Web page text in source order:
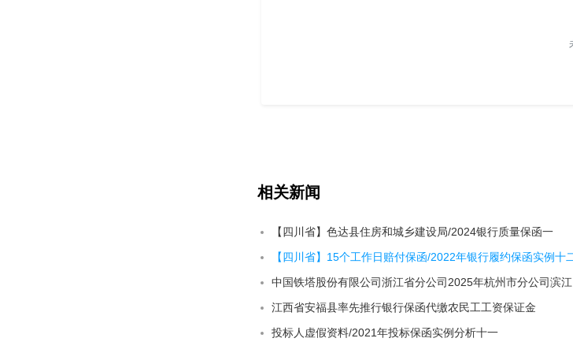
相关新闻
【四川省】色达县住房和城乡建设局/2024银行质量保函一
【四川省】15个工作日赔付保函/2022年银行履约保函实例十
江西省安福县率先推行银行保函代缴农民工工资保证金
投标人虚假资料/2021年投标保函实例分析十一